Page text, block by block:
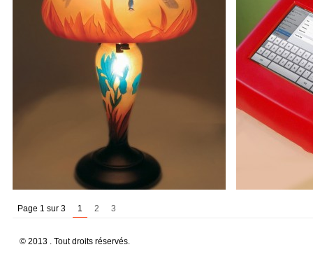
Page 1 sur 3 1 2 3
© 2013 . Tout droits réservés.